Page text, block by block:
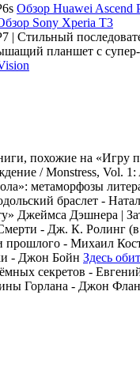
Обзор Huawei Ascend
Sony Xperia T3
Здесь